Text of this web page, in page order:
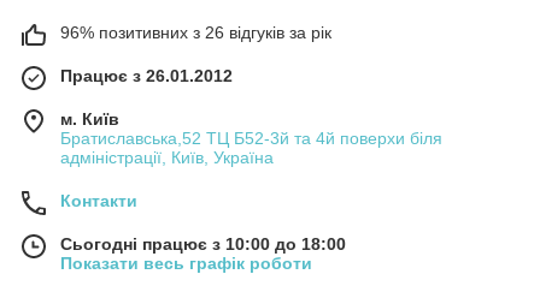
96% позитивних з 26 відгуків за рік
Працює з 26.01.2012
м. Київ
Братиславська,52 ТЦ Б52-3й та 4й поверхи біля
адміністрації, Київ, Україна
Контакти
Сьогодні працює з 10:00 до 18:00
Показати весь графік роботи